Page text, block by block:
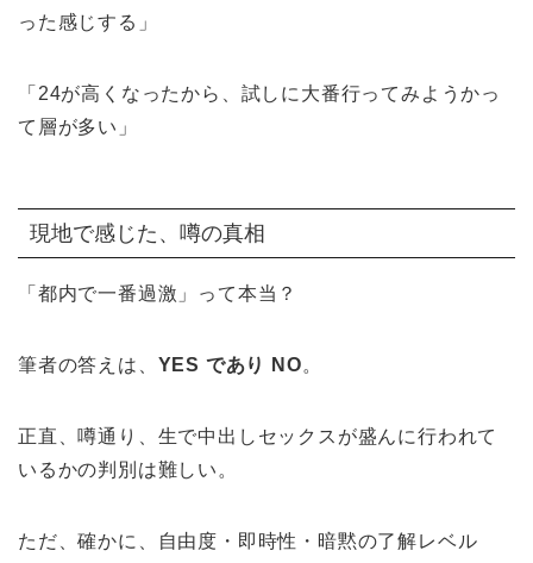
った感じする」
「24が高くなったから、試しに大番行ってみようかっ
て層が多い」
現地で感じた、噂の真相
「都内で一番過激」って本当？
筆者の答えは、 YES であり NO。
正直、噂通り、生で中出しセックスが盛んに行われて
いるかの判別は難しい。
ただ、確かに、自由度・即時性・暗黙の了解レベル